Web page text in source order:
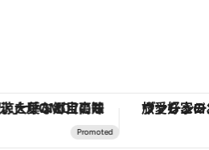
高知に登場！生姜、山椒、大葉など目にも舌にも涼を呼ぶ郷土の味 ヴァシュロン・コンスタンタ